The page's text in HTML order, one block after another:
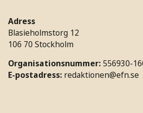
Adress
Blasieholmstorg 12
106 70 Stockholm
Organisationsnummer: 556930-
E-postadress: redaktionen@efn.se